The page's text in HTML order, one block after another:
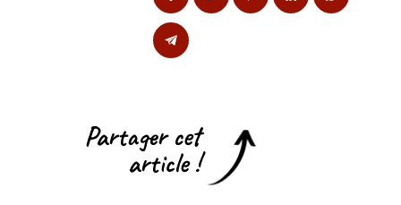
Partager cet
article !